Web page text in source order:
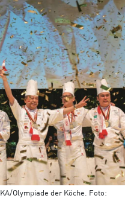
Olympiade der Köche. Foto: